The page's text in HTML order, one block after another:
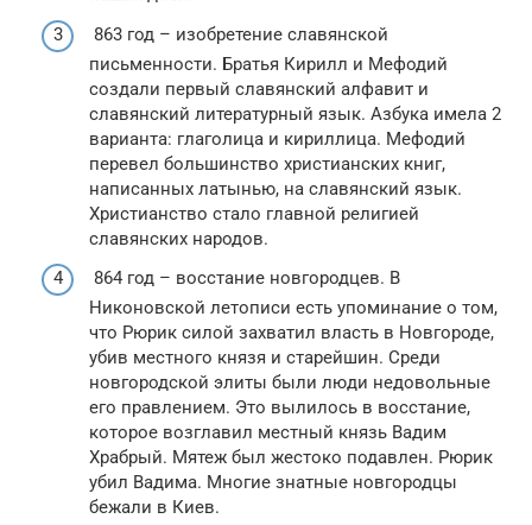
863 год – изобретение славянской
письменности. Братья Кирилл и Мефодий
создали первый славянский алфавит и
славянский литературный язык. Азбука имела 2
варианта: глаголица и кириллица. Мефодий
перевел большинство христианских книг,
написанных латынью, на славянский язык.
Христианство стало главной религией
славянских народов.
864 год – восстание новгородцев. В
Никоновской летописи есть упоминание о том,
что Рюрик силой захватил власть в Новгороде,
убив местного князя и старейшин. Среди
новгородской элиты были люди недовольные
его правлением. Это вылилось в восстание,
которое возглавил местный князь Вадим
Храбрый. Мятеж был жестоко подавлен. Рюрик
убил Вадима. Многие знатные новгородцы
бежали в Киев.